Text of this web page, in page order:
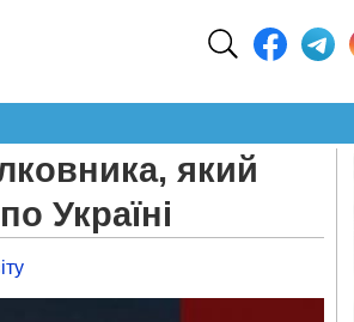
який
Україні